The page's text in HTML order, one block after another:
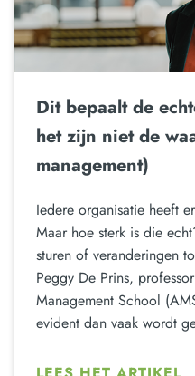
Dit bepaalt de
het zijn niet de
management)
Iedere organisatie heeft
Maar hoe sterk is die
sturen of veranderingen
Peggy De Prins,
Management School
evident dan vaak wordt